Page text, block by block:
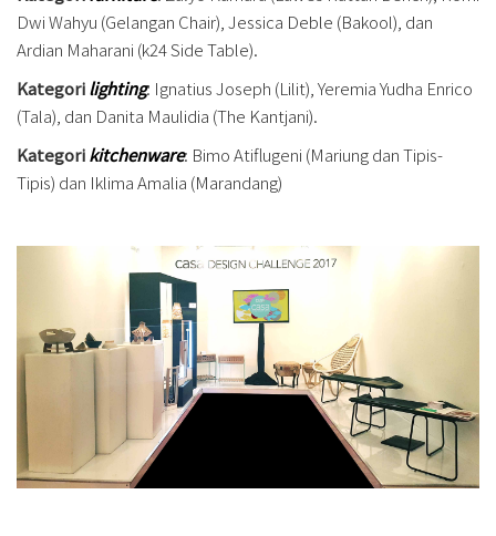
Dwi Wahyu (Gelangan Chair), Jessica Deble (Bakool), dan
Ardian Maharani (k24 Side Table).
Kategorilighting: Ignatius Joseph (Lilit), Yeremia Yudha Enrico
(Tala), dan Danita Maulidia (The Kantjani).
Kategorikitchenware: Bimo Atiflugeni (Mariung dan Tipis-
Tipis) dan Iklima Amalia (Marandang)